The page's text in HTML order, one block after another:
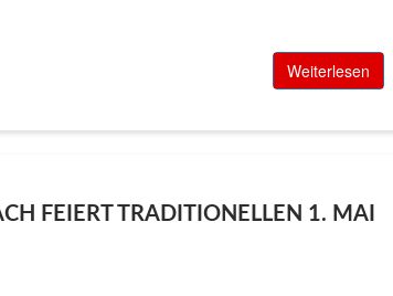
Weiterlesen
FEIERT TRADITIONELLEN 1. MAI